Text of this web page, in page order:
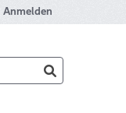
Anmelden